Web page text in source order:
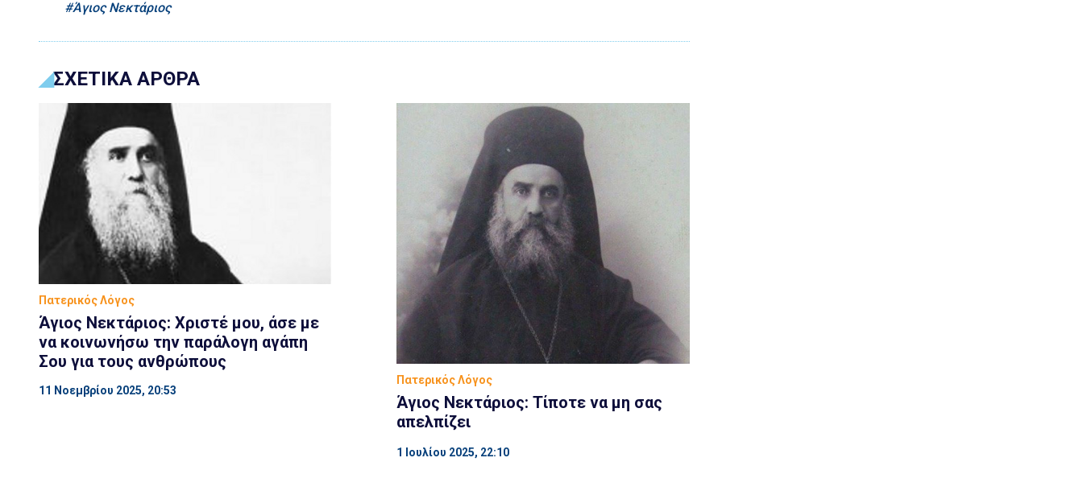
Άγιος Νεκτάριος
ΣΧΕΤΙΚΑ ΑΡΘΡΑ
Πατερικός Λόγος
Άγιος Νεκτάριος: Χριστέ μου, άσε με
να κοινωνήσω την παράλογη αγάπη
Σου για τους ανθρώπους
11 Νοεμβρίου 2025, 20:53
Πατερικός Λόγος
Άγιος Νεκτάριος: Τίποτε να μη σας
απελπίζει
1 Ιουλίου 2025, 22:10